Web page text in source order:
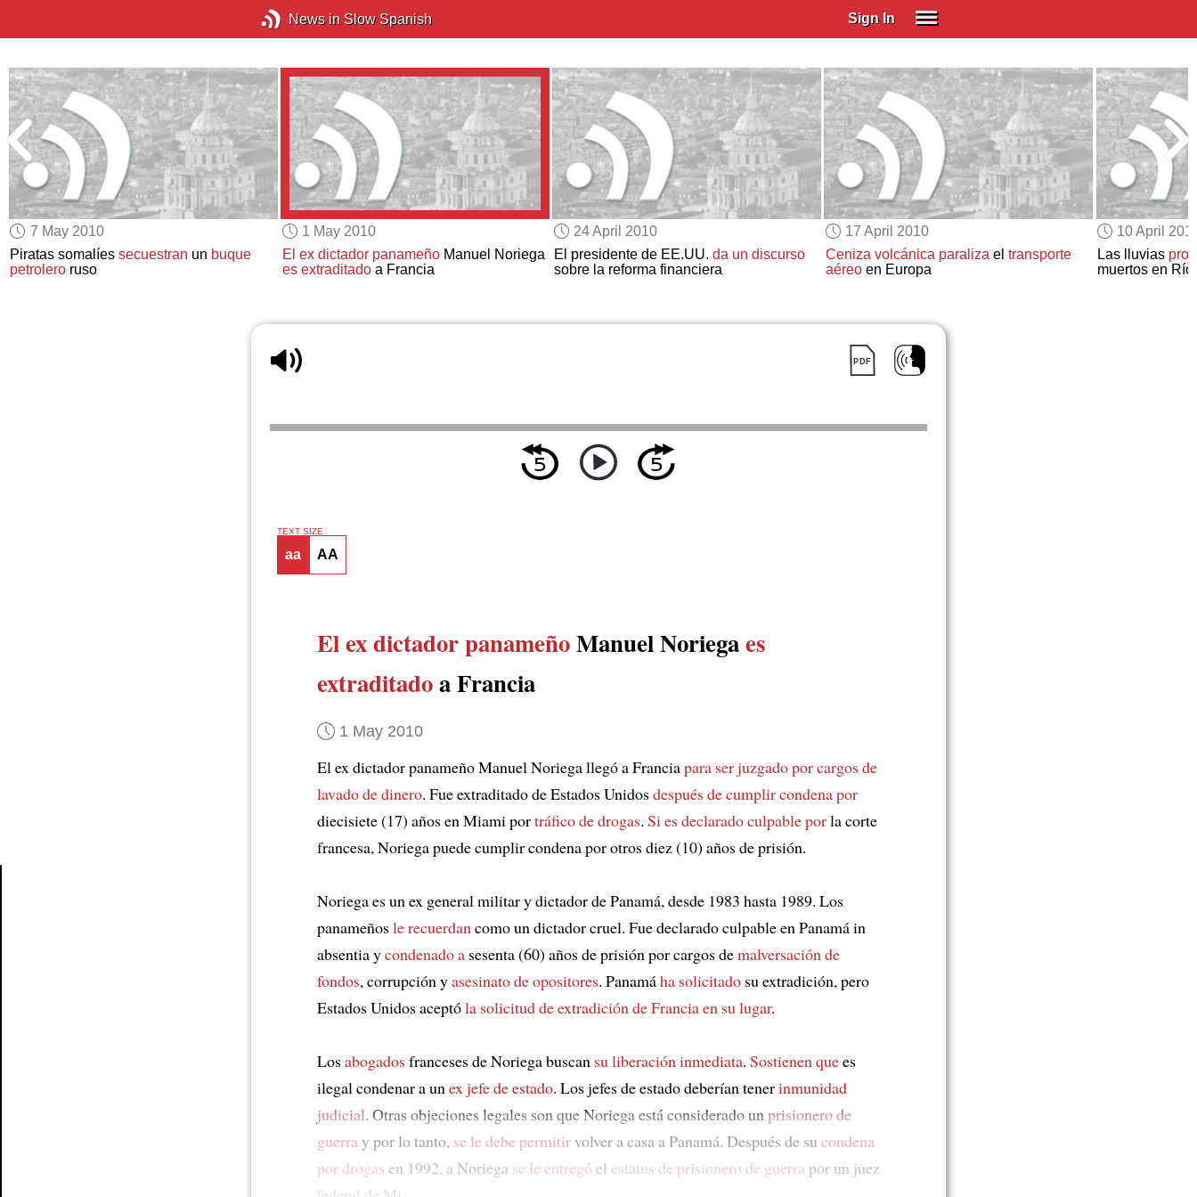
News in Slow Spanish Sign In
Spanish (Spain)
Spanish (Latino)
SUBSCRIBE
EDUCATIONAL LICENSES
GIFT CARDS
OTHER LANGUAGES
7 May 2010
Piratas somalíessecuestran un buque
petrolero ruso
1 May 2010
El ex dictador panameñoManuel Noriega
es extraditadoa Francia
24 April 2010
El presidente de EE.UU. da un discurso
sobre la reforma financiera
17 April 2010
Ceniza volcánica paralizael transporte
aéreoen Europa
10 April
Las lluvias
muertos en
TEXT SIZE
aa AA
El ex dictador panameñoManuel Noriegaes
extraditadoa Francia
1 May 2010
El ex dictador panameño Manuel Noriega llegó a Franciapara ser juzgado porcargos de
lavado de dinero. Fue extraditado de Estados Unidosdespués de cumplir condena por
diecisiete (17) años en Miami portráfico de drogas. Si es declarado culpable porla corte
francesa, Noriega puede cumplir condena por otros diez (10) años de prisión.
Noriega es un ex general militar y dictador de Panamá, desde 1983 hasta 1989. Los
panameñosle recuerdancomo un dictador cruel. Fue declarado culpable en Panamá in
absentia ycondenado a sesenta (60) años de prisión por cargos demalversación de
fondos, corrupción yasesinato de opositores. Panamáha solicitado su extradición, pero
Estados Unidos aceptóla solicitud de extradición de Franciaen su lugar.
Losabogadosfranceses de Noriega buscan su liberación inmediata. Sostienen quees
ilegal condenar a unex jefe de estado. Los jefes de estado deberían tenerinmunidad
judicial. Otras objeciones legales son que Noriega está considerado unprisionero de
guerray por lo tanto, se le debe permitirvolver a casa a Panamá. Después de su condena
por drogas en 1992, a Noriega se le entregó el estatus de prisionero de guerra por un juez